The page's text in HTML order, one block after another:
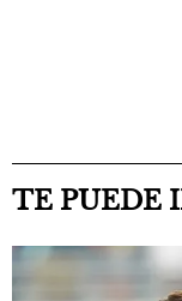
TE PUEDE